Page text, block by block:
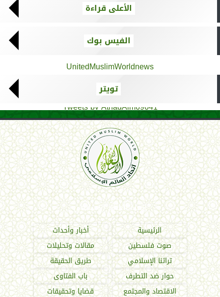
الأعلى قراءة
الفيس بوك
UnitedMuslimWorldnews
تويتر
Tweets by AthadAlm69641
اتحاد العالم الإسلامي
الرئيسية
أخبار وأحداث
صوت فلسطين
مقالات وتحليلات
تراثنا الإسلامي
طريق الحقيقة
حوار ضد التطرف
باب الفتاوى
الاقتصاد والمجتمع
قضايا وتحقيقات